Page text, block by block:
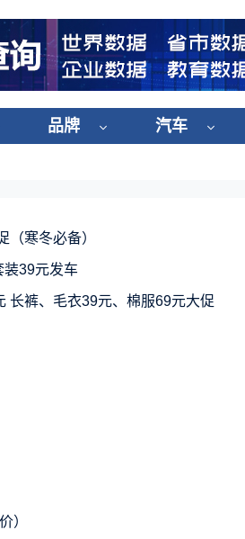
品牌 汽车
寒冬必备）
装39元发车
长裤、毛衣39元、棉服69元大促
）